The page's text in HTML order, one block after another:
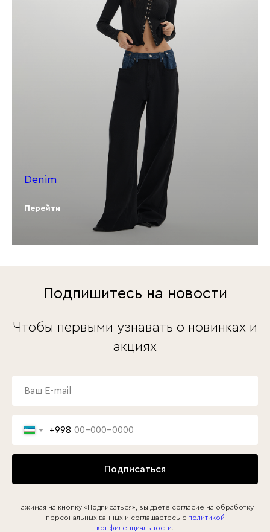
Denim
Перейти
Подпишитесь на новости
Чтобы первыми узнавать о новинках и
акциях
+998
Подписаться
Нажимая на кнопку «Подписаться», вы даете согласие на обработку
персональных данных и соглашаетесь c политикой
конфиденциальности